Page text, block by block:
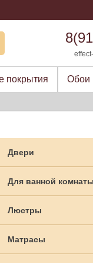
покрытия Обои
Двери
Для ванной комнаты
Люстры
Матрасы